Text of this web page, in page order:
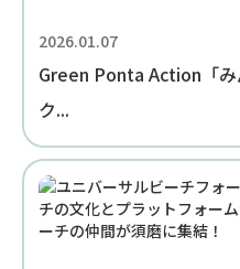
2026.01.07
Green Ponta Action「
ク...